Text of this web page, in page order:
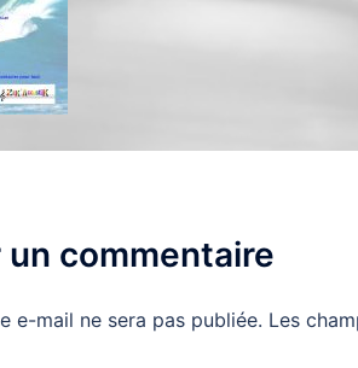
un commentaire
e-mail ne sera pas publiée. Les